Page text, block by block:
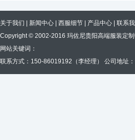
关于我们 新闻中心 西服细节 产品中心 联系
Copyright © 2002-2016 玛佐尼贵阳高端服装定
网站关键词：
联系方式：150-86019192（李经理） 公司地址